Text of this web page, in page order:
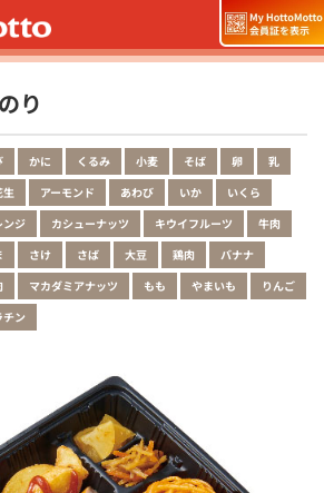
り
かに くるみ 小麦 そば 卵
乳
生
アーモンド あわび いか
いくら
ンジ
カシューナッツ キウイフルーツ
牛肉
さけ さば 大豆 鶏肉
バナナ
マカダミアナッツ もも やまいも
りんご
チン